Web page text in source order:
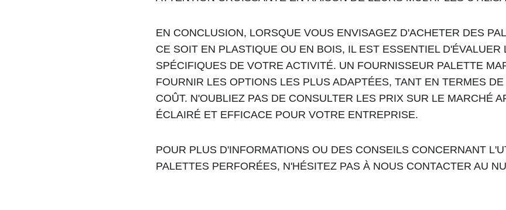
EN CONCLUSION, LORSQUE VOUS ENVISAGEZ D'ACHETER DES
CE SOIT EN PLASTIQUE OU EN BOIS, IL EST ESSENTIEL D'ÉVALUER
SPÉCIFIQUES DE VOTRE ACTIVITÉ. UN FOURNISSEUR PALETTE
FOURNIR LES OPTIONS LES PLUS ADAPTÉES, TANT EN TERMES
COÛT. N'OUBLIEZ PAS DE CONSULTER LES PRIX SUR LE MARCHÉ
ÉCLAIRÉ ET EFFICACE POUR VOTRE ENTREPRISE.
POUR PLUS D'INFORMATIONS OU DES CONSEILS CONCERNANT
PALETTES PERFORÉES, N'HÉSITEZ PAS À NOUS CONTACTER AU